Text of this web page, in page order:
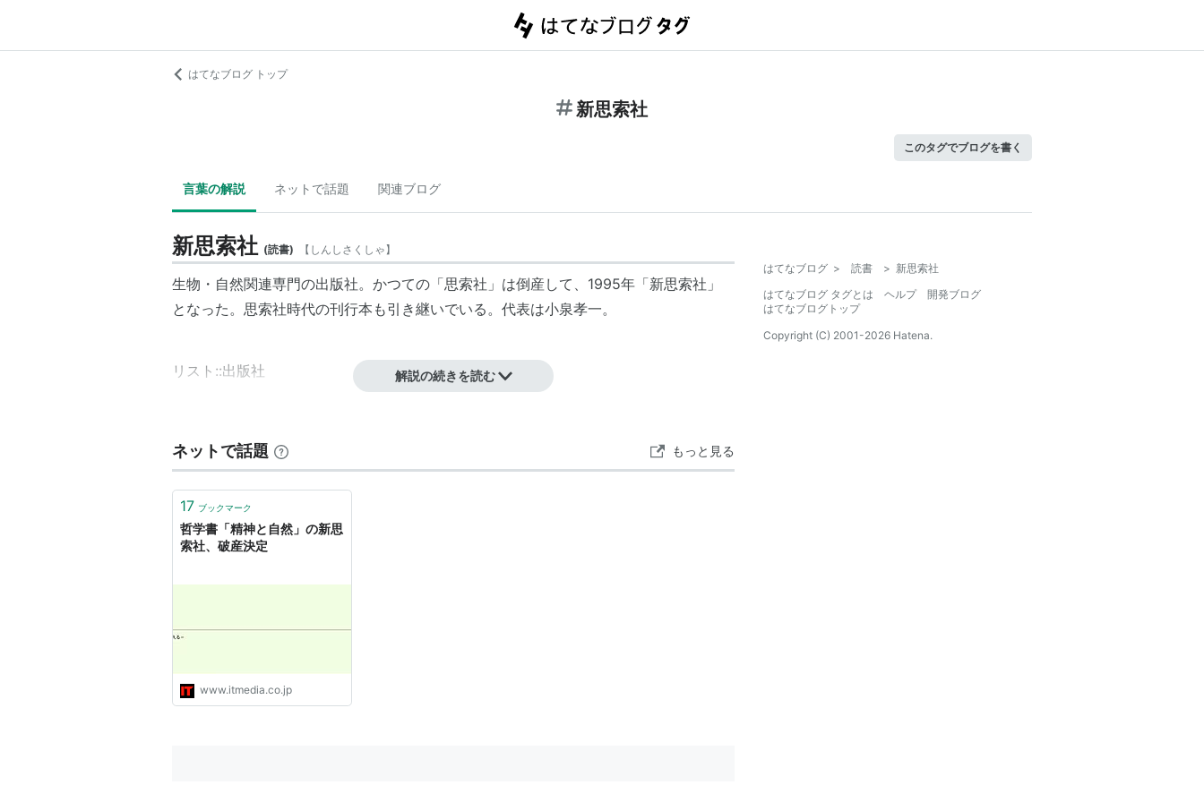
はてなブログ トップ
新思索社
このタグでブログを書く
言葉の解説 ネットで話題 関連ブログ
新思索社 (読書) 【 しんしさくしゃ】
生物・自然関連専門の出版社。かつての「思索社 」は倒産して、1995年「新思索社」
となった。思索社時代の刊行本も引き継いでいる。代表は小泉孝一。
リスト::出版社 解説の続きを読む
ネットで話題 もっと見る
17 ブックマーク
哲学書「精神と自然」の新思
索社、破産決定
www.itmedia.co.jp
はてなブログ > 読書 > 新思索社
はてなブログ タグとは
ヘルプ
開発ブログ
はてなブログトップ
Copyright (C) 2001-2026 Hatena.